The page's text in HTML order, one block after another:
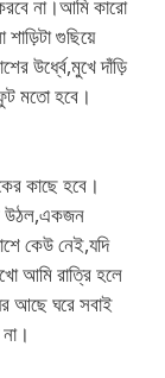
না।আমি কারো
গুছিয়ে
উর্ধ্বে,মুখে দাঁড়ি
মতো হবে।
কাছে হবে।
উঠল,একজন
কেউ নেই,যদি
আমি রাত্রি হলে
আছে ঘরে সবাই